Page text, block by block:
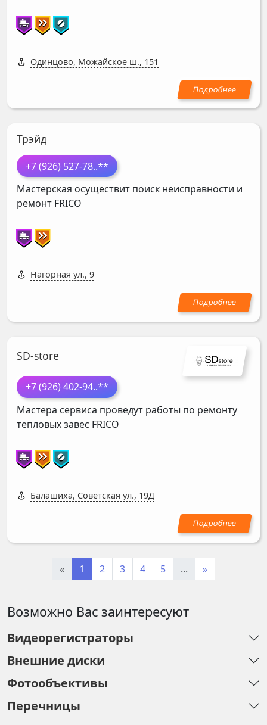
Одинцово, Можайское ш., 151
Трэйд
+7 (926) 527-78..**
Мастерская осуществит поиск неисправности и
ремонт FRICO
Нагорная ул., 9
SD-store
+7 (926) 402-94..**
Мастера сервиса проведут работы по ремонту
тепловых завес FRICO
Балашиха, Советская ул., 19Д
« 1 2 3 4 5 ... »
Возможно Вас заинтересуют
Видеорегистраторы
Внешние диски
Фотообъективы
Перечницы